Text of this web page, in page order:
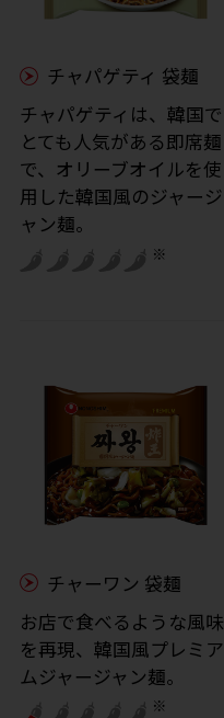
チャパゲティ 袋麺
チャパゲティは、韓国で
とても人気がある即席麺
で、オリーブオイルを使
用した韓国風のジャージ
ャン麺。
※
チャーワン 袋麺
お店で食べるような風味
を再現、韓国風プレミア
ムジャージャン麺。
※